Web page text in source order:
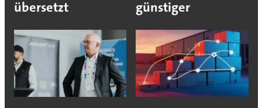
übersetzt
günstiger